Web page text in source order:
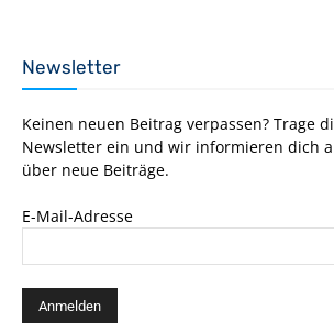
Newsletter
Keinen neuen Beitrag verpassen? Trage
Newsletter ein und wir informieren dich
über neue Beiträge.
E-Mail-Adresse